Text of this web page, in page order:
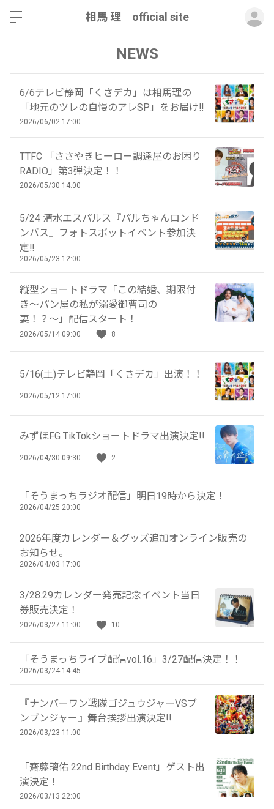
相馬 理 official site
NEWS
6/6テレビ静岡「くさデカ」は相馬理の
「地元のツレの自慢のアレSP」をお届け‼
2026/06/02 17:00
TTFC 「ささやきヒーロー調達屋のお困り
RADIO」第3弾決定！！
2026/05/30 14:00
5/24 清水エスパルス『パルちゃんロンド
ンバス』フォトスポットイベント参加決
定‼
2026/05/23 12:00
縦型ショートドラマ「この結婚、期限付
き〜パン屋の私が溺愛御曹司の
妻！？〜」配信スタート！
2026/05/14 09:00 8
5/16(土)テレビ静岡「くさデカ」出演！！
2026/05/12 17:00
みずほFG TikTokショートドラマ出演決定!!
2026/04/30 09:30 2
「そうまっちラジオ配信」明日19時から決定！
2026/04/25 20:00
2026年度カレンダー＆グッズ追加オンライン販売の
お知らせ。
2026/04/03 17:00
3/28.29カレンダー発売記念イベント当日
券販売決定！
2026/03/27 11:00 10
「そうまっちライブ配信vol.16」3/27配信決定！！
2026/03/24 14:45
『ナンバーワン戦隊ゴジュウジャーVSブ
ンブンジャー』舞台挨拶出演決定!!
2026/03/23 11:00
「齋藤璃佑 22nd Birthday Event」ゲスト出
演決定！
2026/03/13 22:00